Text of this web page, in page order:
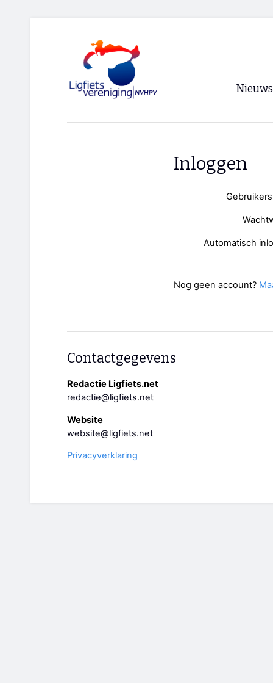
Nieuws
Inloggen
Automatisch
Nog geen account?
Contactgegevens
Redactie Ligfiets.net
redactie@ligfiets.net
Website
website@ligfiets.net
Privacyverklaring